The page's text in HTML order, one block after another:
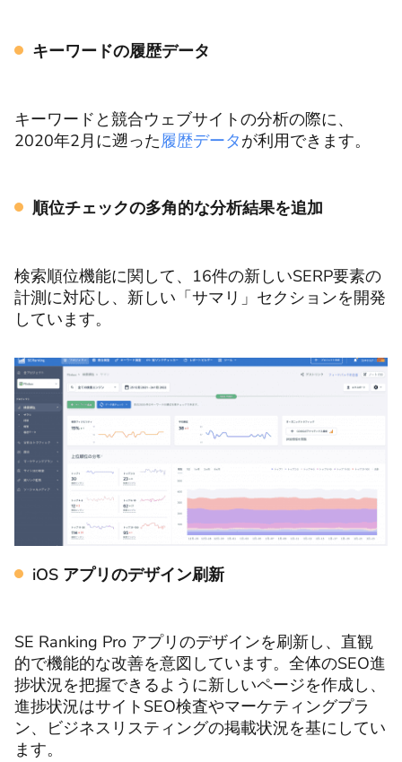
キーワードの履歴データ
キーワードと競合ウェブサイトの分析の際に、
2020年2月に遡った履歴データが利用できます。
順位チェックの多角的な分析結果を追加
検索順位機能に関して、16件の新しいSERP要素の
計測に対応し、新しい「サマリ」セクションを開発
しています。
iOS アプリのデザイン刷新
SE Ranking Pro アプリのデザインを刷新し、直観
的で機能的な改善を意図しています。全体のSEO進
捗状況を把握できるように新しいページを作成し、
進捗状況はサイトSEO検査やマーケティングプラ
ン、ビジネスリスティングの掲載状況を基にしてい
ます。